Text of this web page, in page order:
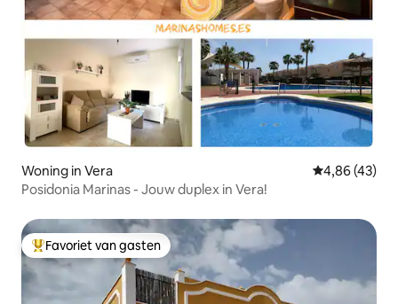
Woning in Vera Gemiddelde
4,86 (43)
Posidonia Marinas - Jouw duplex in Vera!
Topfavoriet van gasten
Favoriet van gasten